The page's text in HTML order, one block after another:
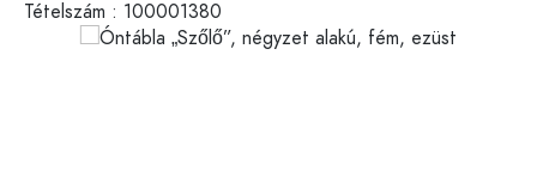
Tételszám : 100001380